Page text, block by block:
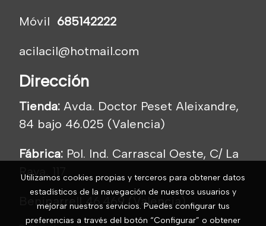
Móvil 685142222
acilacil@hotmail.com
Dirección
Tienda: Avda. Doctor Peset Aleixandre,
84 bajo 46.025 (Valencia)
Fábrica: Pol. Ind. Carrascal Oeste, C/ La
Raya, 117
Beniparrell 46.469 (Valencia)
Utilizamos cookies propias y terceros para obtener datos
estadísticos de la navegación de nuestros usuarios y
mejorar nuestros servicios. Puedes configurar tus
preferencias a través del botón “Configurar” o obtener